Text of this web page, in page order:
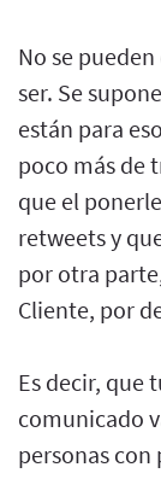
No se
ser. Se
están para
poco más de
que el
retweets y
por otra
Cliente, por
Es decir, que
comunicado
personas con